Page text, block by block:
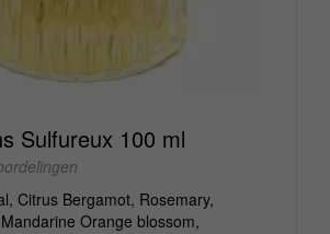
Sulfureux 100 ml
Citrus Bergamot, Rosemary,
Orange blossom,